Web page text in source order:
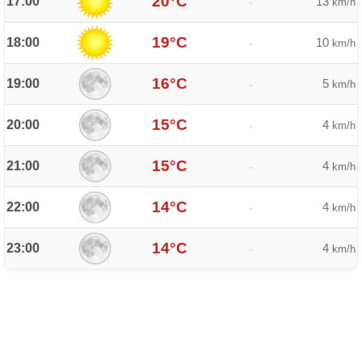
km/h
18:00 19°C - 10 km/h
19:00 16°C - 5 km/h
20:00 15°C - 4 km/h
21:00 15°C - 4 km/h
22:00 14°C - 4 km/h
23:00 14°C - 4 km/h